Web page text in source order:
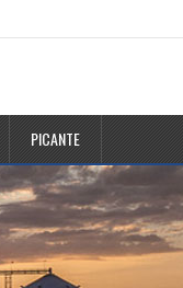
PICANTE